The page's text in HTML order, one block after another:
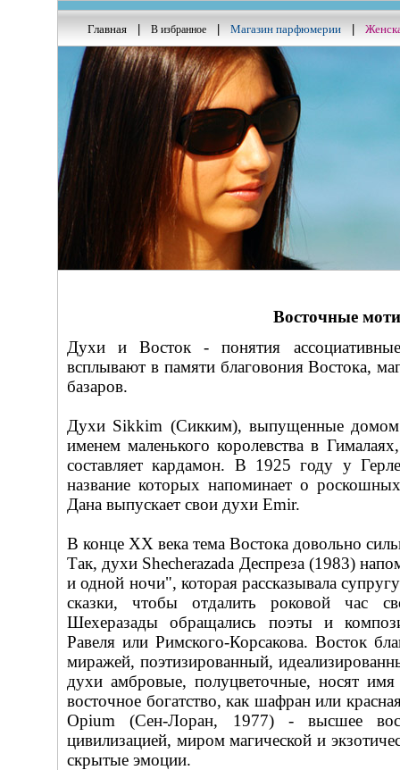
Главная В избранное Магазин парфюмерии
Восточные
Духи и Восток - понятия
всплывают в памяти благовония Востока,
базаров.
Духи Sikkim (Сикким), выпущенные
именем маленького королевства в
составляет кардамон. В 1925 году у
название которых напоминает о
Дана выпускает свои духи Emir.
В конце XX века тема Востока довольно
Так, духи Shecherazada Деспреза (1983)
и одной ночи", которая рассказывала
сказки, чтобы отдалить роковой час
Шехеразады обращались поэты и
Равеля или Римского-Корсакова. Восток
миражей, поэтизированный,
духи амбровые, полуцветочные, носят
восточное богатство, как шафран или
Opium (Сен-Лоран, 1977) - высшее
цивилизацией, миром магической и
скрытые эмоции.